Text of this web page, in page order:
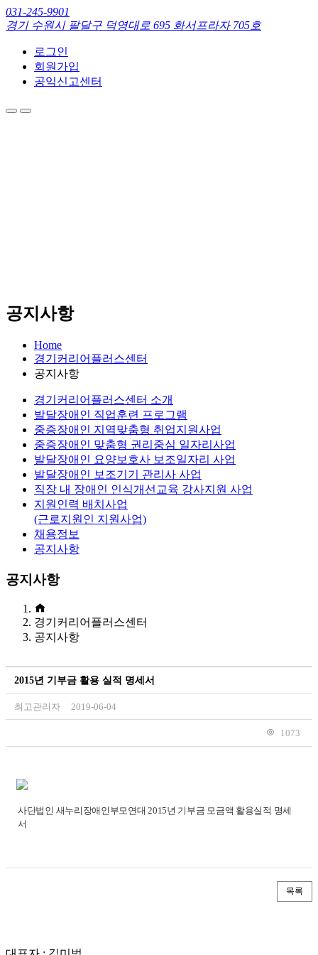
031-245-9901
경기 수원시 팔달구 덕영대로 695 화서프라자 705호
로그인
회원가입
공익신고센터
공지사항
Home
경기커리어플러스센터
공지사항
경기커리어플러스센터 소개
발달장애인 직업훈련 프로그램
중증장애인 지역맞춤형 취업지원사업
중증장애인 맞춤형 권리중심 일자리사업
발달장애인 요양보호사 보조일자리 사업
발달장애인 보조기기 관리사 사업
직장 내 장애인 인식개선교육 강사지원 사업
지원인력 배치사업
(근로지원인 지원사업)
채용정보
공지사항
공지사항
경기커리어플러스센터
공지사항
2015년 기부금 활용 실적 명세서
최고관리자 2019-06-04
1073
사단법인 새누리장애인부모연대 2015년 기부금 모금액 활용실적 명세
서
목록